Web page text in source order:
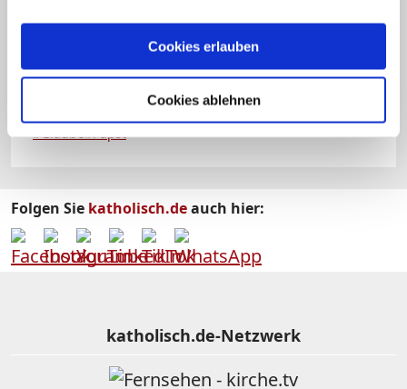
Cookies erlauben
Cookies ablehnen
Schlagworte:
Folgen Sie katholisch.deauch hier:
katholisch.de-Netzwerk